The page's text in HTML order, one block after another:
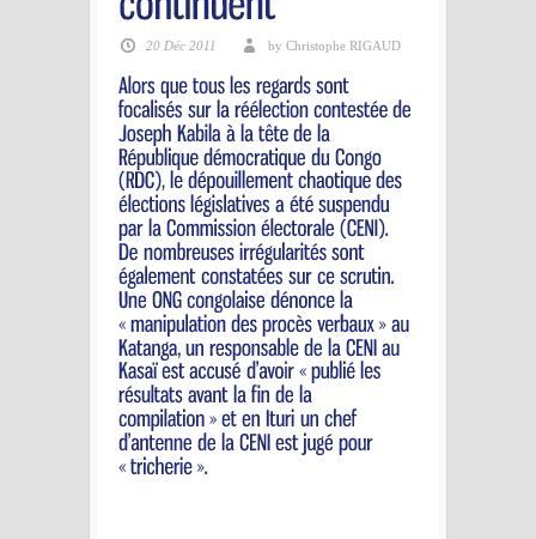
20 Déc 2011 by Christophe RIGAUD